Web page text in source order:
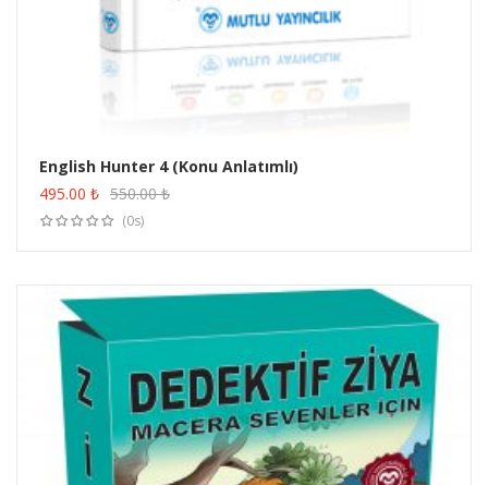
English Hunter 4 (Konu Anlatımlı)
495.00 ₺ 550.00₺
(0s)